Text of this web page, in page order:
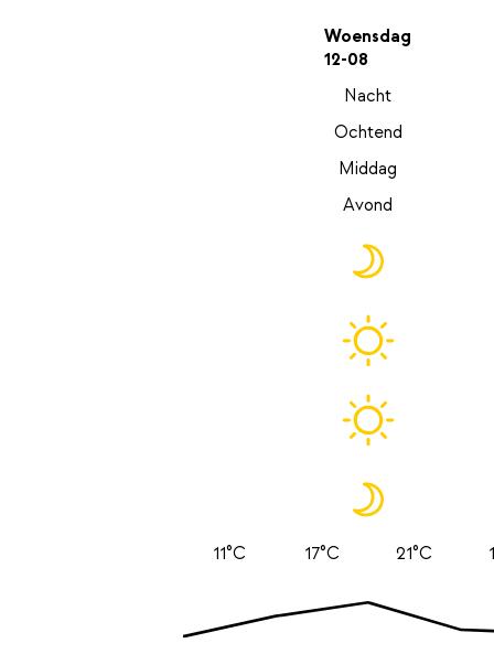
Woensdag
12-08
Nacht
Ochtend
Middag
Avond
11°C 17°C 21°C